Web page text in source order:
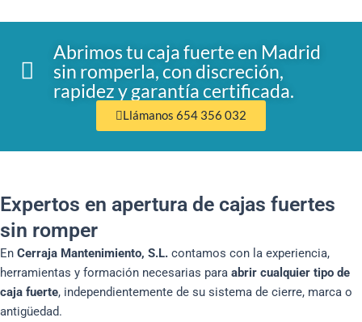
Abrimos tu caja fuerte en Madrid
sin romperla, con discreción,
rapidez y garantía certificada.
Llámanos 654 356 032
Expertos en apertura de cajas fuertes
sin romper
En Cerraja Mantenimiento, S.L. contamos con la experiencia,
herramientas y formación necesarias para abrir cualquier tipo de
caja fuerte, independientemente de su sistema de cierre, marca o
antigüedad.